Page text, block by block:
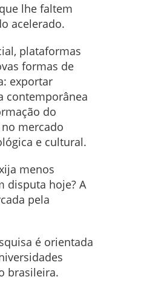
lhe faltem
acelerado.
plataformas
formas de
exportar
contemporânea
do
mercado
e cultural.
menos
disputa hoje? A
pela
é orientada
brasileira.